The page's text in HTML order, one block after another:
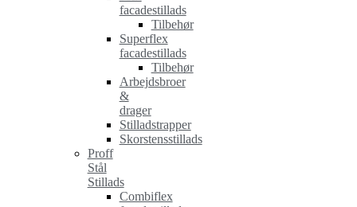
facadestillads
Tilbehør
Superflex
facadestillads
Tilbehør
Arbejdsbroer
&
drager
Stilladstrapper
Skorstensstillads
Proff
Stål
Stillads
Combiflex